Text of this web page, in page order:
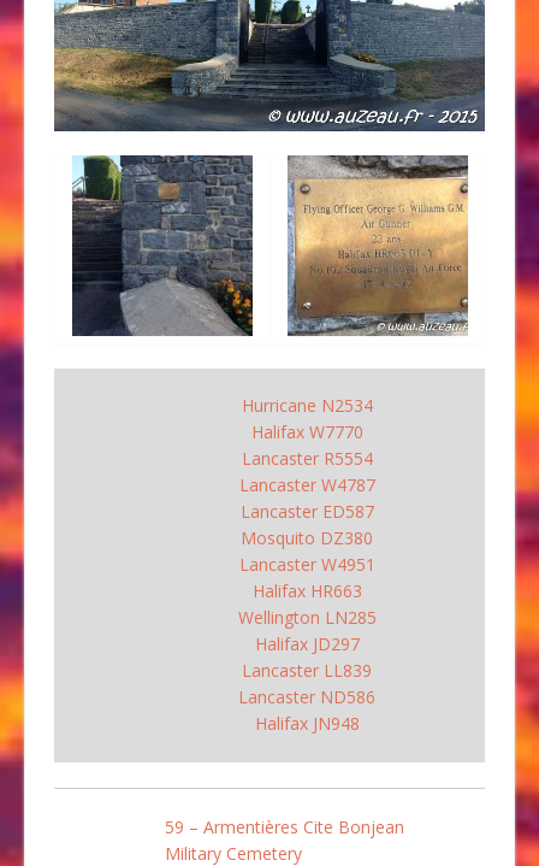
Hurricane N2534
Halifax W7770
Lancaster R5554
Lancaster W4787
Lancaster ED587
Mosquito DZ380
Lancaster W4951
Halifax HR663
Wellington LN285
Halifax JD297
Lancaster LL839
Lancaster ND586
Halifax JN948
59 – Armentières Cite Bonjean
Military Cemetery